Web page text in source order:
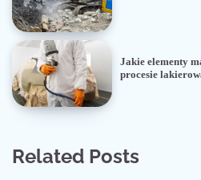
Jakie elementy
procesie
Related Posts